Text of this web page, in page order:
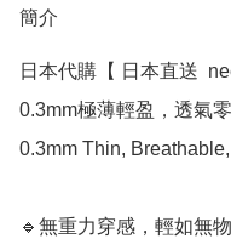
簡介
日本代購【 日本直送
0.3mm極薄輕盈，透氣
0.3mm Thin, Breathable,
🔹無重力穿感，輕如無